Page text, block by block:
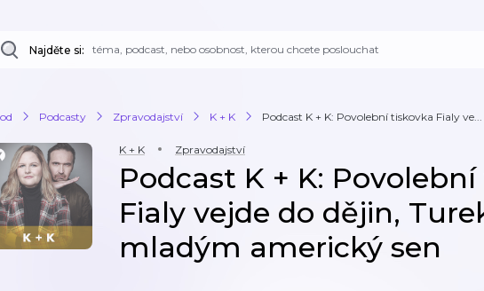
Najděte si:
Podcasty Zpravodajství K + K Podcast K + K: Povolební tiskovka Fialy ve...
K + K Zpravodajství
Podcast K + K:
Fialy vejde do dějin,
mladým americký sen